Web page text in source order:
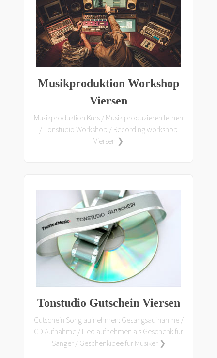
Musikproduktion Workshop
Viersen
Musikproduktion Kurs / Musik produzieren lernen
/ Tonstudio Workshop / Recording workshop
Viersen ❯
Tonstudio Gutschein Viersen
Gutschein Song aufnehmen: Gesangsaufnahme /
CD Aufnahme / Lied aufnehmen als Geschenk für
Sänger / Geschenkidee für Musiker ❯